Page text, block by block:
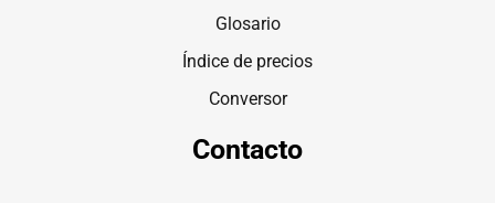
Glosario
Índice de precios
Conversor
Contacto